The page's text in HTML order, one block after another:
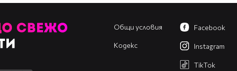
Общи условия
Кодекс
Facebook
Instagram
TikTok